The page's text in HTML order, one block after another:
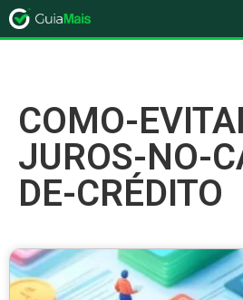
COMO-
JUROS-NO-
DE-CRÉDITO